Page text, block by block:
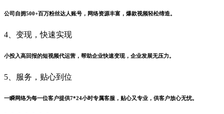
公司自拥500+百万粉丝达人账号，网络资源丰富，爆款视频轻松缔造。
4、变现，快速实现
小投入高回报的短视频代运营，帮助企业快速变现，企业发展无压力。
5、服务，贴心到位
一瞬网络为每一位客户提供7*24小时专属客服，贴心又专业，供客户放心无忧。